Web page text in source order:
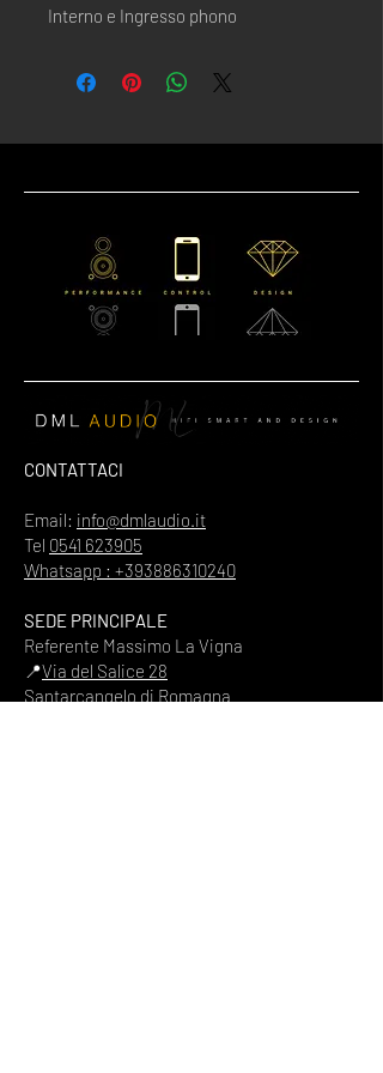
Interno e Ingresso phono
CONTATTACI
Email: info@dmlaudio.it
Tel 0541 623905
Whatsapp : +393886310240
SEDE PRINCIPALE
Referente Massimo La Vigna
📍Via del Salice 28
Santarcangelo di Romagna